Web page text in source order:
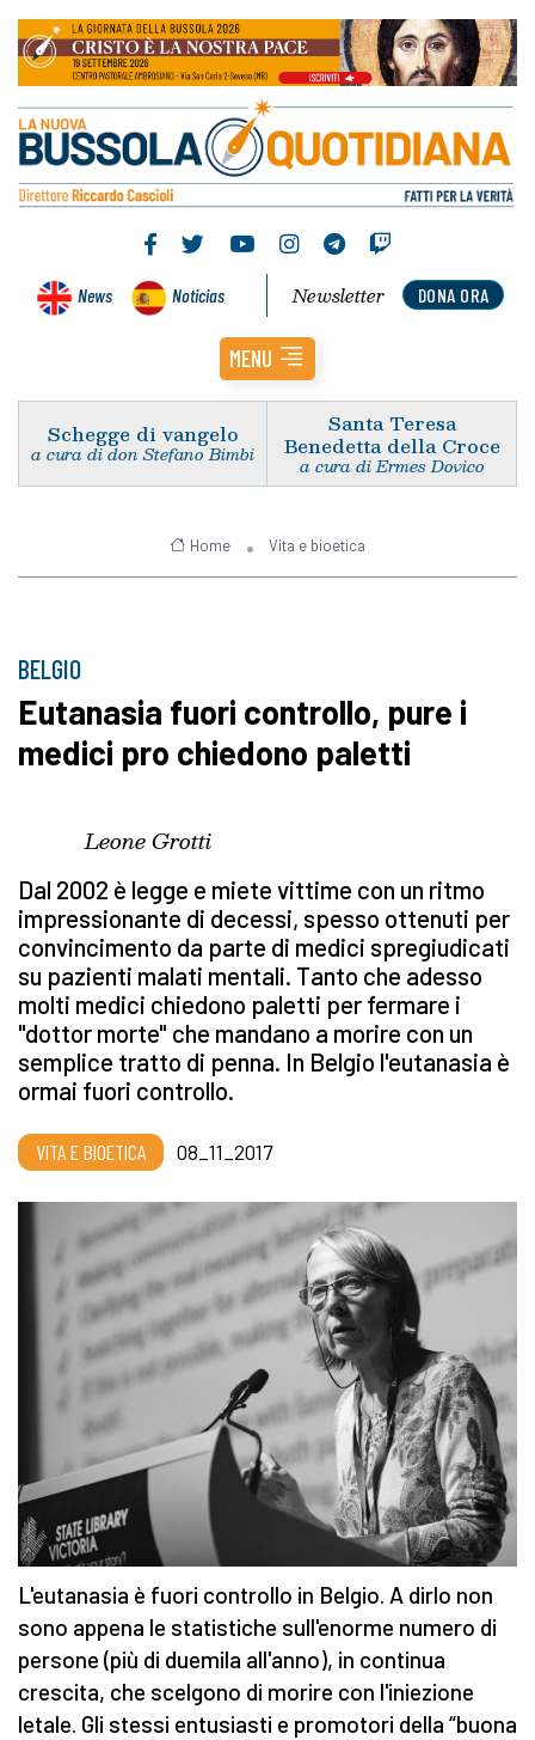
News Noticias DONA ORA
Newsletter
MENU
Schegge di vangelo
a cura di don Stefano Bimbi
Santa Teresa
Benedetta della Croce
a cura di Ermes Dovico
Home Vita e bioetica
BELGIO
Eutanasia fuori controllo, pure i
medici pro chiedono paletti
Leone Grotti
Dal 2002 è legge e miete vittime con un ritmo
impressionante di decessi, spesso ottenuti per
convincimento da parte di medici spregiudicati
su pazienti malati mentali. Tanto che adesso
molti medici chiedono paletti per fermare i
"dottor morte" che mandano a morire con un
semplice tratto di penna. In Belgio l'eutanasia è
ormai fuori controllo.
VITA E BIOETICA 08_11_2017
L'eutanasia è fuori controllo in Belgio. A dirlo non
sono appena le statistiche sull'enorme numero di
persone (più di duemila all'anno), in continua
crescita, che scelgono di morire con l'iniezione
letale. Gli stessi entusiasti e promotori della “buona